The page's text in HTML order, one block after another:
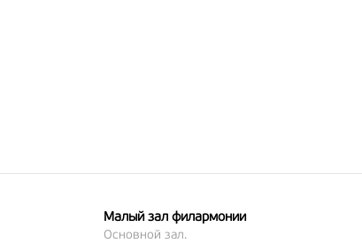
Малый зал филармонии
Основной зал.